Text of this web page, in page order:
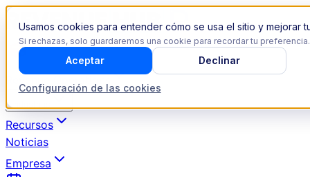
Usamos cookies para entender cómo se usa el sitio y
Si rechazas, solo guardaremos una cookie para recordar tu preferencia.
Configuración de las cookies
Aceptar Declinar
Recursos
Noticias
Empresa